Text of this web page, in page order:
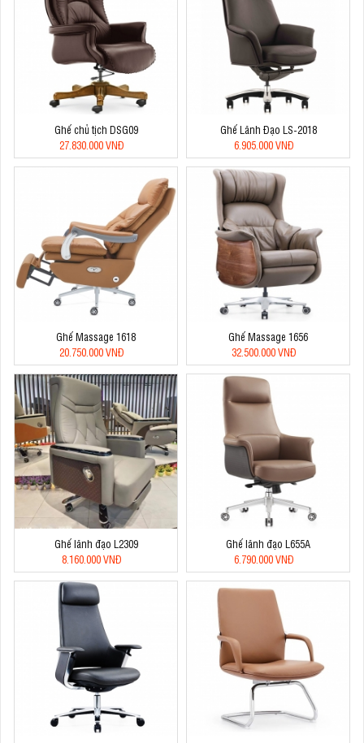
Ghế chủ tịch DSG09
27.830.000 VNĐ
Ghế Lãnh Đạo LS-2018
6.905.000 VNĐ
Ghế Massage 1618
20.750.000 VNĐ
Ghế Massage 1656
32.500.000 VNĐ
Ghế lãnh đạo L2309
8.160.000 VNĐ
Ghế lãnh đạo L655A
6.790.000 VNĐ